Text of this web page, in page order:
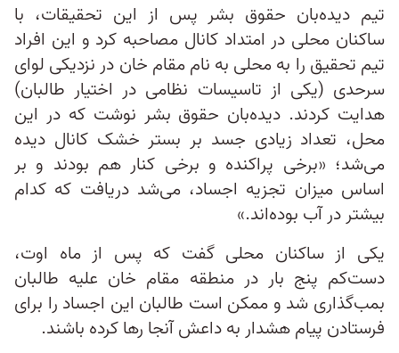
تیم دیده‌بان حقوق بشر پس از این تحقیقات، با
ساکنان محلی در امتداد کانال مصاحبه کرد و این افراد
تیم تحقیق را به محلی به نام مقام خان در نزدیکی لوای
سرحدی (یکی از تاسیسات نظامی در اختیار طالبان)
هدایت کردند. دیده‌بان حقوق بشر نوشت که در این
محل، تعداد زیادی جسد بر بستر خشک کانال دیده
می‌شد؛ «برخی پراکنده و برخی کنار هم بودند و بر
اساس میزان تجزیه اجساد، می‌شد دریافت که کدام
بیشتر در آب بوده‌اند.»
یکی از ساکنان محلی گفت که پس از ماه اوت،
دست‌کم پنج بار در منطقه مقام خان علیه طالبان
بمب‌گذاری شد و ممکن است طالبان این اجساد را برای
فرستادن پیام هشدار به داعش آنجا رها کرده باشند.